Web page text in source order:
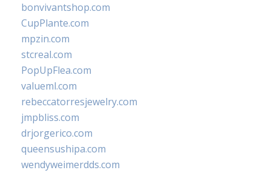
bonvivantshop.com
CupPlante.com
mpzin.com
stcreal.com
PopUpFlea.com
valueml.com
rebeccatorresjewelry.com
jmpbliss.com
drjorgerico.com
queensushipa.com
wendyweimerdds.com